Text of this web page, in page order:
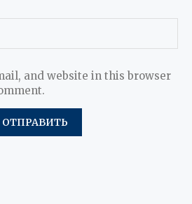
and website in this browser